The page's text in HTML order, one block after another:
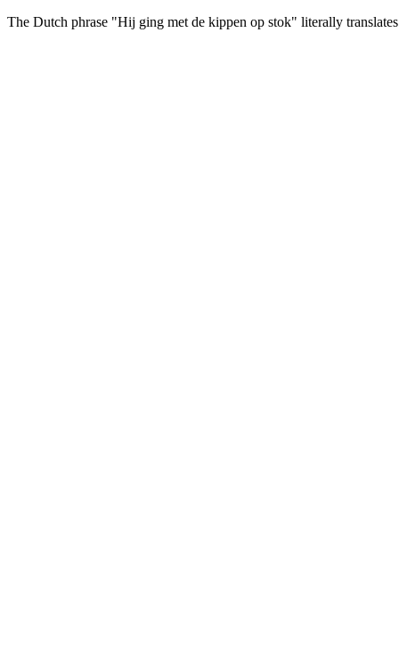
The Dutch phrase "Hij ging met de kippen op stok" literally